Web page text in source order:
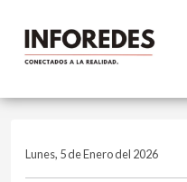
Lunes, 5 de Enero del 2026